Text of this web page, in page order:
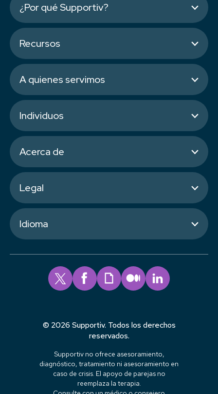
¿Por qué Supportiv?
Recursos
A quienes servimos
Individuos
Acerca de
Legal
Idioma
© 2026 Supportiv. Todos los derechos
reservados.
Supportiv no ofrece asesoramiento,
diagnóstico, tratamiento ni asesoramiento en
caso de crisis. El apoyo de parejas no
reemplaza la terapia.